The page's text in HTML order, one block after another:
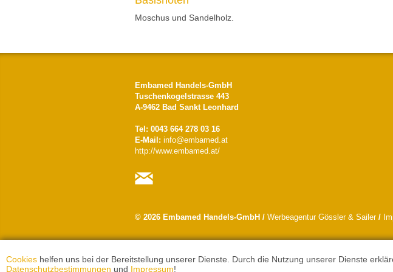
Cookies helfen uns bei der Bereitstellung unserer Dienste. Durch die Nutzung unserer Dienste
Datenschutzbestimmungen und Impressum!
Moschus und Sandelholz.
Embamed Handels-GmbH
Tuschenkogelstrasse 443
A-9462 Bad Sankt Leonhard
Tel: 0043 664 278 03 16
E-Mail: info@embamed.at
http://www.embamed.at/
© 2026 Embamed Handels-GmbH / Werbeagentur Gössler & Sailer/